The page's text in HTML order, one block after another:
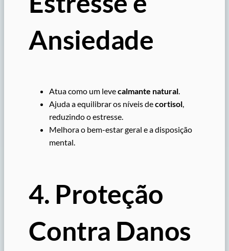
Ansiedade
Atua como um levecalmante natural.
Ajuda a equilibrar os níveis decortisol,
reduzindo o estresse.
Melhora o bem-estar geral e a disposição
mental.
4. Proteção
Contra Danos